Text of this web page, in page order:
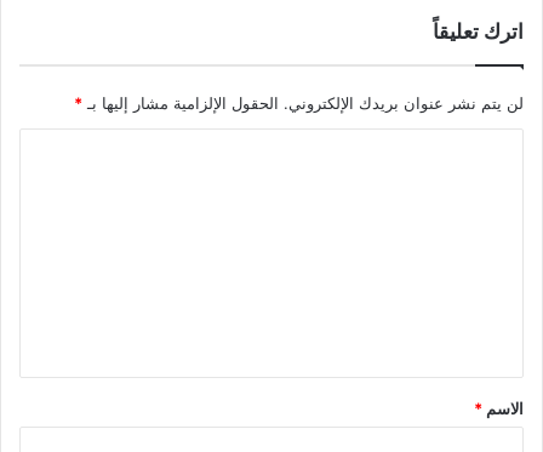
اترك تعليقاً
لن يتم نشر عنوان بريدك الإلكتروني. الحقول الإلزامية مشار إليها بـ*
*
الاسم *